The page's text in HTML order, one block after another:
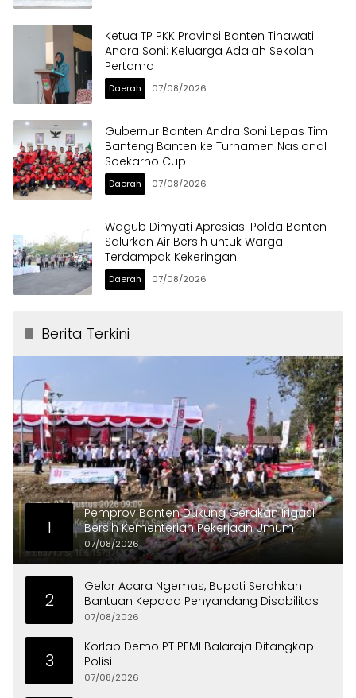
Ketua TP PKK Provinsi Banten Tinawati
Andra Soni: Keluarga Adalah Sekolah
Pertama
Daerah 07/08/2026
Gubernur Banten Andra Soni Lepas Tim
Banteng Banten ke Turnamen Nasional
Soekarno Cup
Daerah 07/08/2026
Wagub Dimyati Apresiasi Polda Banten
Salurkan Air Bersih untuk Warga
Terdampak Kekeringan
Daerah 07/08/2026
Berita Terkini
1
Pemprov Banten Dukung Gerakan Irigasi
Bersih Kementerian Pekerjaan Umum
07/08/2026
2
Gelar Acara Ngemas, Bupati Serahkan
Bantuan Kepada Penyandang Disabilitas
07/08/2026
3
Korlap Demo PT PEMI Balaraja Ditangkap
Polisi
07/08/2026